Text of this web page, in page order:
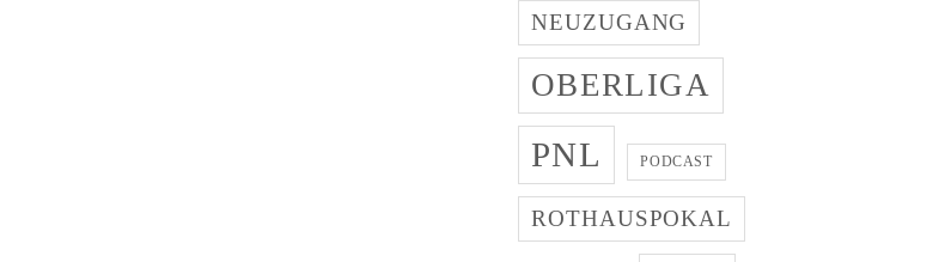
NEUZUGANG
OBERLIGA
PNL PODCAST
ROTHAUSPOKAL